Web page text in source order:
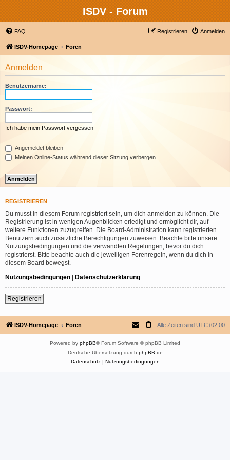
ISDV - Forum
FAQ Anmelden
Registrieren
ISDV-Homepage Foren
Anmelden
Benutzername:
Passwort:
Ich habe mein Passwort vergessen
Angemeldet bleiben
Meinen Online-Status während dieser Sitzung verbergen
REGISTRIEREN
Du musst in diesem Forum registriert sein, um dich anmelden zu können. Die
Registrierung ist in wenigen Augenblicken erledigt und ermöglicht dir, auf
weitere Funktionen zuzugreifen. Die Board-Administration kann registrierten
Benutzern auch zusätzliche Berechtigungen zuweisen. Beachte bitte unsere
Nutzungsbedingungen und die verwandten Regelungen, bevor du dich
registrierst. Bitte beachte auch die jeweiligen Forenregeln, wenn du dich in
diesem Board bewegst.
Nutzungsbedingungen | Datenschutzerklärung
Registrieren
ISDV-Homepage Foren Alle Zeiten sind UTC+02:00
Powered by phpBB® Forum Software © phpBB Limited
Deutsche Übersetzung durch phpBB.de
Datenschutz| Nutzungsbedingungen